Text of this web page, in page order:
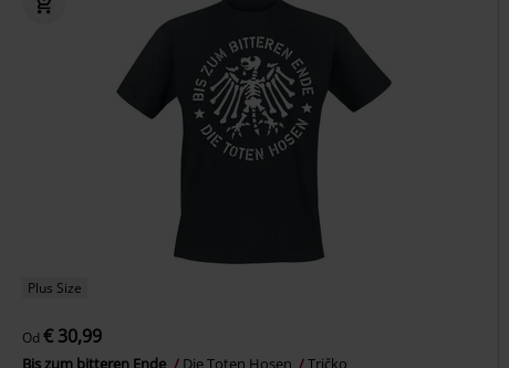
Plus Size
Od € 30,99
Bis zum bitteren Ende Die Toten Hosen Tričko